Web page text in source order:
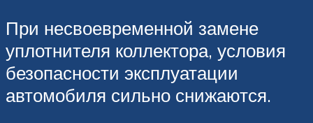
При несвоевременной замене
уплотнителя коллектора, условия
безопасности эксплуатации
автомобиля сильно снижаются.